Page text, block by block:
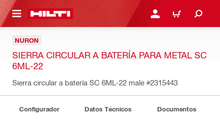
PRINCIPAL INICIE SESIÓN O
CARRITO
NURON
SIERRA CIRCULAR A BATERÍA PARA METAL SC
6ML-22
Sierra circular a batería SC 6ML-22 male #2315443
Configurador Datos Técnicos Documentos